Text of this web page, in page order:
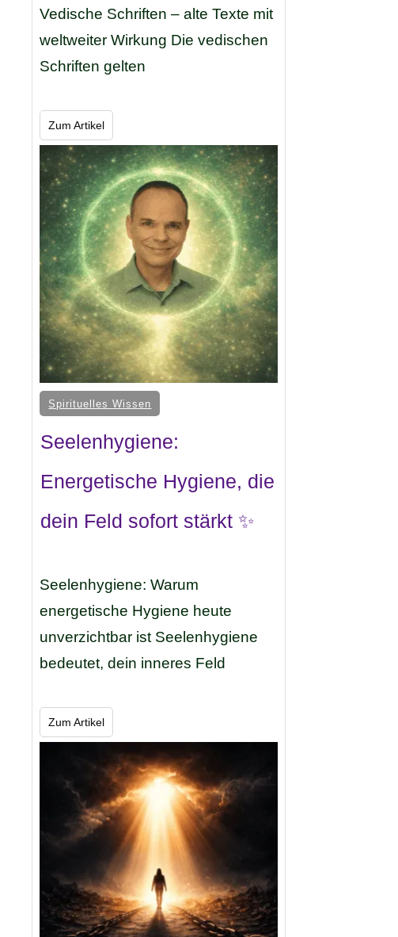
Vedische Schriften – alte Texte mit
weltweiter Wirkung Die vedischen
Schriften gelten
Zum Artikel
Spirituelles Wissen
Seelenhygiene:
Energetische Hygiene, die
dein Feld sofort stärkt ✨
Seelenhygiene: Warum
energetische Hygiene heute
unverzichtbar ist Seelenhygiene
bedeutet, dein inneres Feld
Zum Artikel